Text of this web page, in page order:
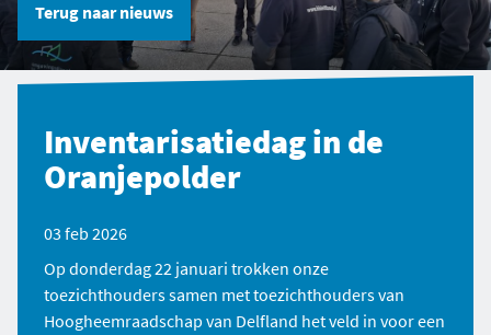
Terug naarnieuws
Inventarisatiedag in de
Oranjepolder
03 feb 2026
Op donderdag 22 januari trokken onze
toezichthouders samen met toezichthouders van
Hoogheemraadschap van Delfland het veld in voor een